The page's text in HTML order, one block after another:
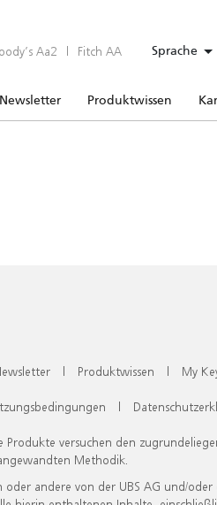
Aa2 | Fitch AA Sprache
Newsletter Produktwissen
| Produktwissen | My
|
versuchen den
Methodik.
andere von der UBS AG und/oder